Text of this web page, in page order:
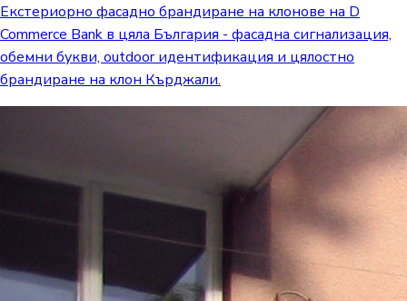
Екстериорно фасадно брандиране на клонове на D
Commerce Bank в цяла България - фасадна сигнализация,
обемни букви, outdoor идентификация и цялостно
брандиране на клон Кърджали.